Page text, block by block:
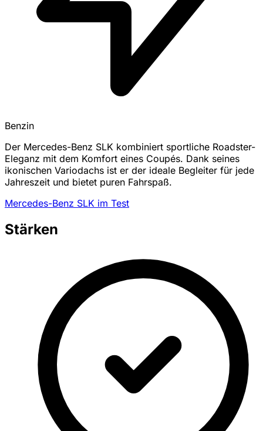
Benzin
Der Mercedes-Benz SLK kombiniert sportliche Roadster-
Eleganz mit dem Komfort eines Coupés. Dank seines
ikonischen Variodachs ist er der ideale Begleiter für jede
Jahreszeit und bietet puren Fahrspaß.
Mercedes-Benz SLK im Test
Stärken